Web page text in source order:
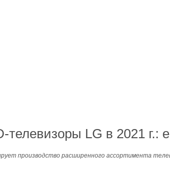
телевизоры LG в 2021 г.:
производство расширенного ассортимента